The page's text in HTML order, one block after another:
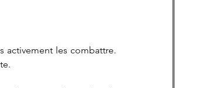
activement les combattre.